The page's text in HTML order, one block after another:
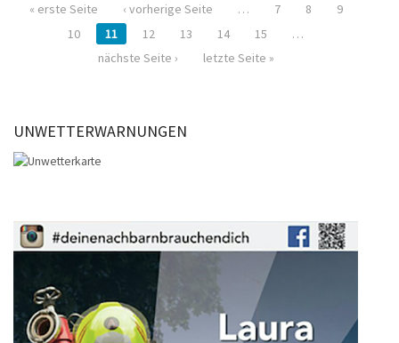
« erste Seite ‹ vorherige Seite … 7 8
9
10
11 12 13 14 15
…
nächste Seite ›
letzte Seite »
UNWETTERWARNUNGEN